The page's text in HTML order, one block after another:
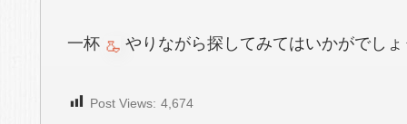
一杯 やりながら探してみてはいかがでし
Post Views: 4,674